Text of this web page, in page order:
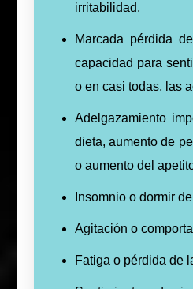
irritabilidad.
Marcada pérdida
capacidad para
o en casi todas, las
Adelgazamiento
dieta, aumento de
o aumento del
Insomnio o dormir
Agitación o
Fatiga o pérdida de